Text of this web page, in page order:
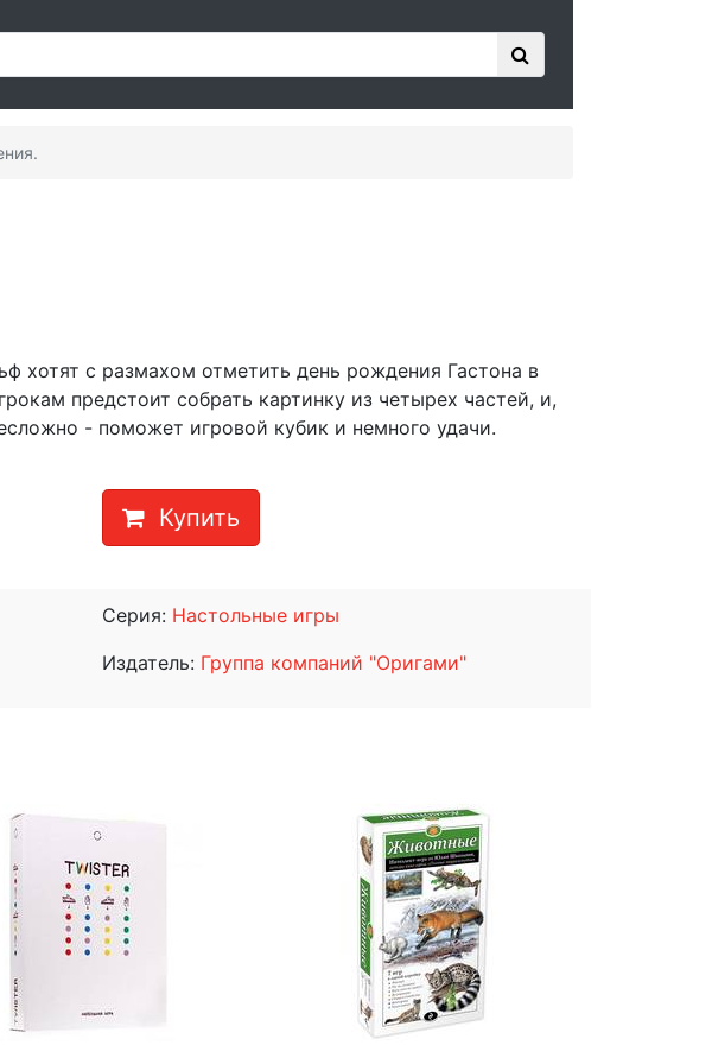
хотят с размахом отметить день рождения Гастона в
предстоит собрать картинку из четырех частей, и,
- поможет игровой кубик и немного удачи.
Купить
Серия: Настольные игры
Издатель: Группа компаний "Оригами"